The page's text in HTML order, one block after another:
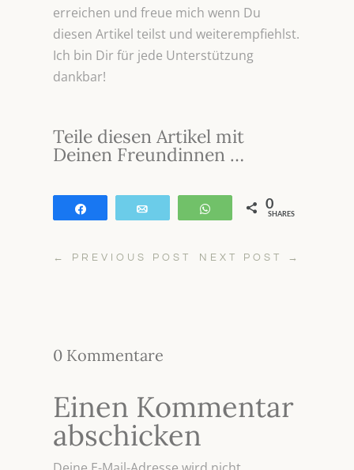
erreichen und freue mich wenn Du
diesen Artikel teilst und weiterempfiehlst.
Ich bin Dir für jede Unterstützung
dankbar!
Teile diesen Artikel mit
Deinen Freundinnen …
WhatsApp
0
SHARES
← PREVIOUS POST NEXT POST →
0 Kommentare
Einen Kommentar
abschicken